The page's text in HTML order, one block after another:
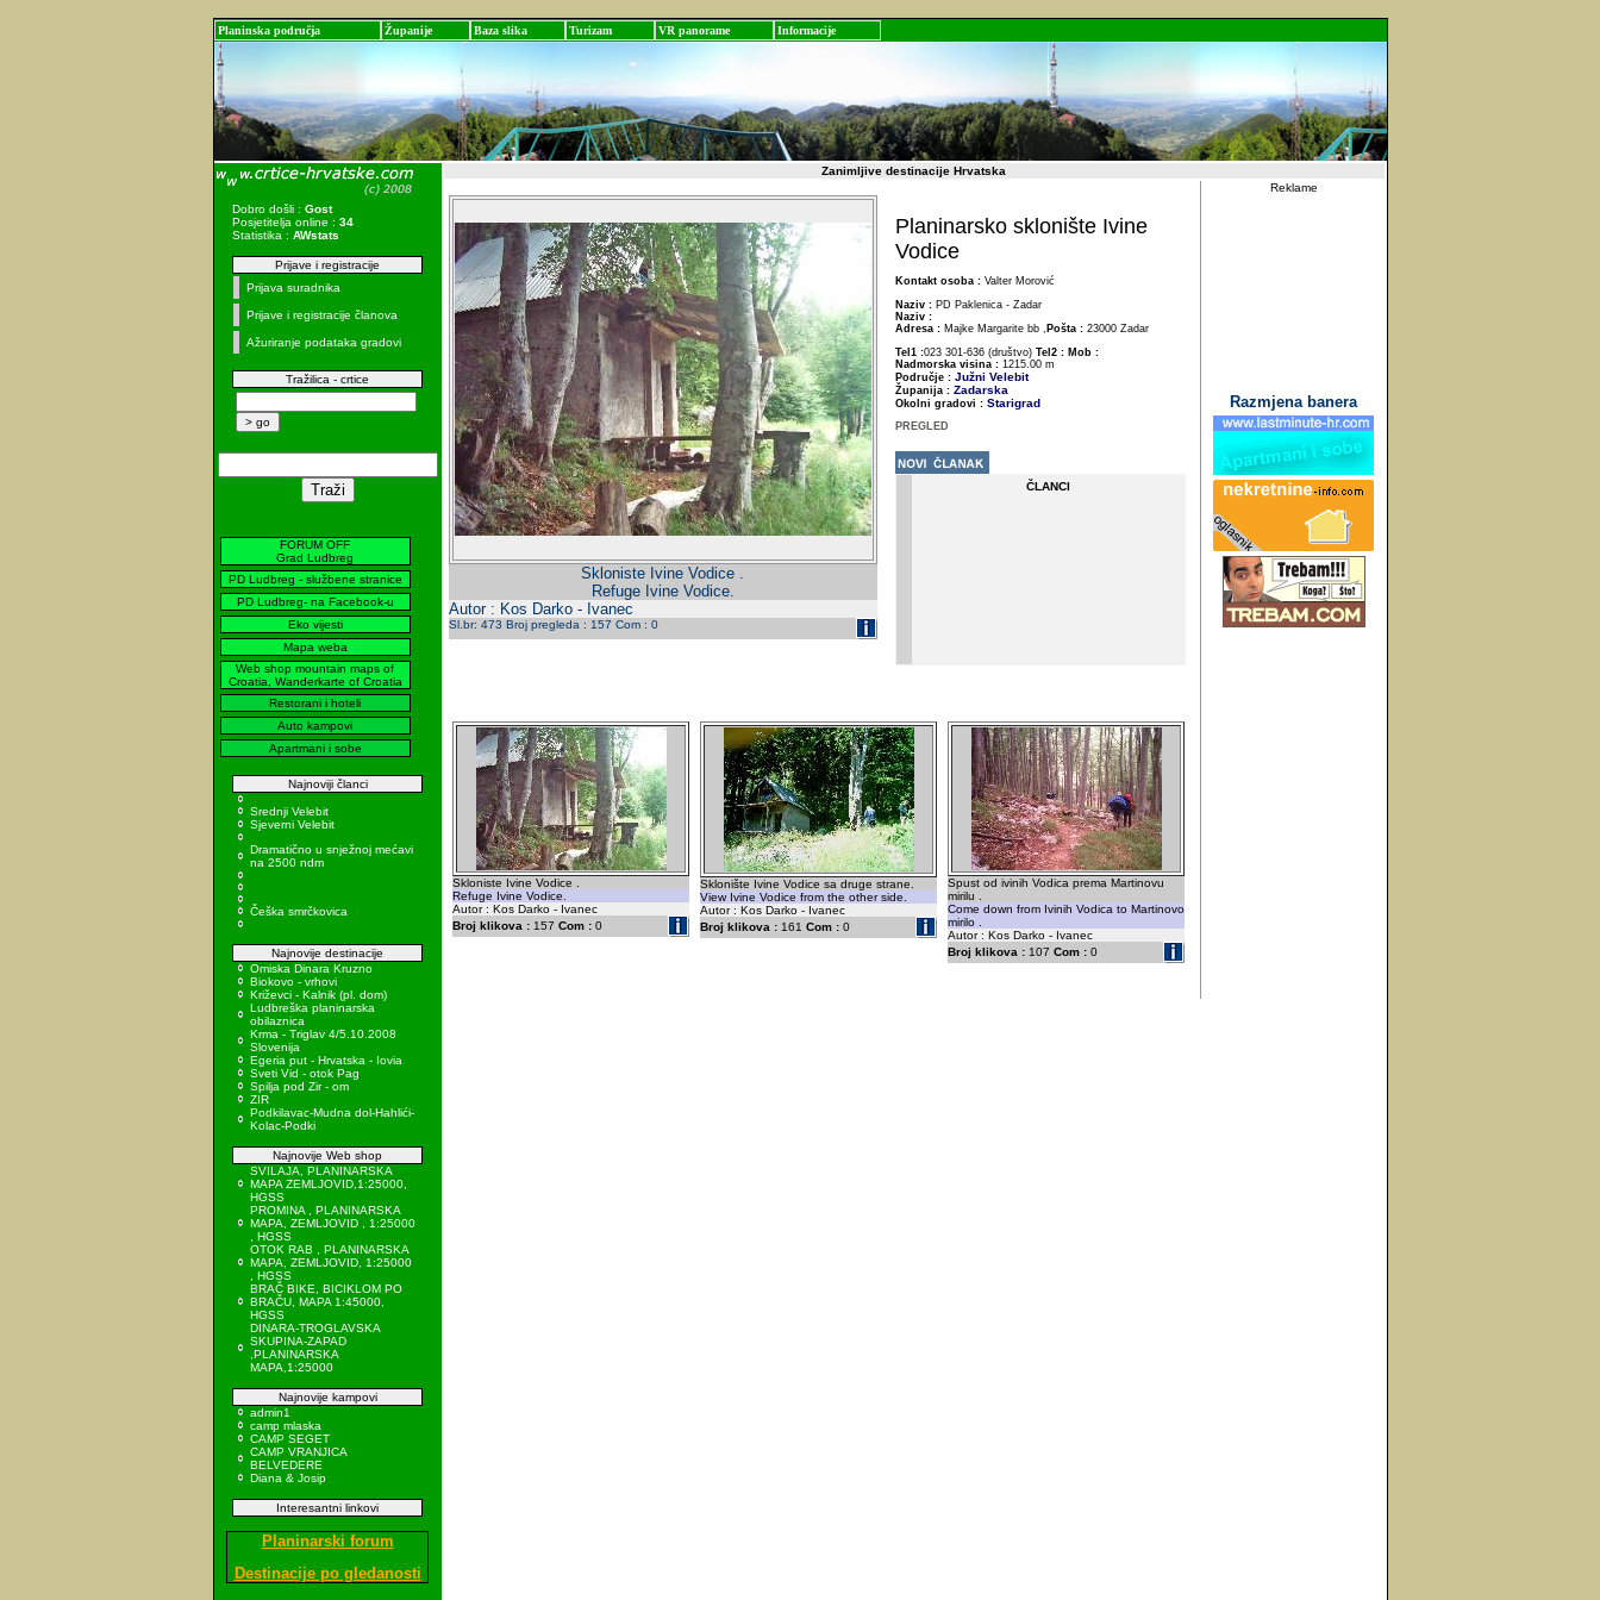
Planinska područja Županije Baza slika Turizam VR panorame Informacije
Dobro došli : Gost
Posjetitelja online : 34
Statistika : AWstats
Prijave i registracije
Prijava suradnika
Prijave i registracije članova
Ažuriranje podataka gradovi
Tražilica - crtice
FORUM OFF
Grad Ludbreg
PD Ludbreg - službene stranice
PD Ludbreg- na Facebook-u
Eko vijesti
Mapa weba
Web shop mountain maps of
Croatia, Wanderkarte of Croatia
Restorani i hoteli
Auto kampovi
Apartmani i sobe
Najnoviji članci
Srednji Velebit
Sjeverni Velebit
Dramatično u snježnoj mećavi
na 2500 ndm
Češka smrčkovica
Najnovije destinacije
Omiska Dinara Kruzno
Biokovo - vrhovi
Križevci - Kalnik (pl. dom)
Ludbreška planinarska
obilaznica
Krma - Triglav 4/5.10.2008
Slovenija
Egeria put - Hrvatska - Iovia
Sveti Vid - otok Pag
Spilja pod Zir - om
ZIR
Podkilavac-Mudna dol-Hahlići-
Kolac-Podki
Najnovije Web shop
SVILAJA, PLANINARSKA
MAPA ZEMLJOVID,1:25000,
HGSS
PROMINA , PLANINARSKA
MAPA, ZEMLJOVID , 1:25000
, HGSS
OTOK RAB , PLANINARSKA
MAPA, ZEMLJOVID, 1:25000
, HGSS
BRAČ BIKE, BICIKLOM PO
BRAČU, MAPA 1:45000,
HGSS
DINARA-TROGLAVSKA
SKUPINA-ZAPAD
,PLANINARSKA
MAPA,1:25000
Najnovije kampovi
admin1
camp mlaska
CAMP SEGET
CAMP VRANJICA
BELVEDERE
Diana & Josip
Interesantni linkovi
Planinarski forum
Destinacije po gledanosti
Zanimljive destinacije Hrvatska
Skloniste Ivine Vodice .
Refuge Ivine Vodice.
Autor : Kos Darko - Ivanec
Sl.br: 473 Broj pregleda : 157 Com : 0
Planinarsko sklonište Ivine
Vodice
Kontakt osoba : Valter Morović
Naziv : PD Paklenica - Zadar
Naziv :
Adresa : Majke Margarite bb , Pošta : 23000 Zadar
Tel1 :023 301-636 (društvo) Tel2 : Mob :
Nadmorska visina : 1215.00 m
Područje : Južni Velebit
Županija : Zadarska
Okolni gradovi : Starigrad
PREGLED
ČLANCI
Skloniste Ivine Vodice .
Refuge Ivine Vodice.
Autor : Kos Darko - Ivanec
Broj klikova : 157 Com : 0
Sklonište Ivine Vodice sa druge strane.
View Ivine Vodice from the other side.
Autor : Kos Darko - Ivanec
Broj klikova : 161 Com : 0
Spust od ivinih Vodica prema Martinovu
mirilu .
Come down from Ivinih Vodica to Martinovo
mirilo .
Autor : Kos Darko - Ivanec
Broj klikova : 107 Com : 0
Reklame
Razmjena banera